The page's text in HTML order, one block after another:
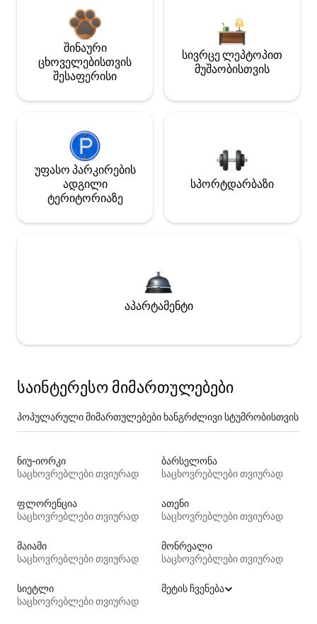
შინაური
ცხოველებისთვის
შესაფერისი
სივრცე ლეპტოპით
მუშაობისთვის
უფასო პარკირების
ადგილი
ტერიტორიაზე
სპორტდარბაზი
აპარტამენტი
საინტერესო მიმართულებები
პოპულარული მიმართულებები ხანგრძლივი სტუმრობისთვის
ნიუ-იორკი
საცხოვრებლები თვიურად
ბარსელონა
საცხოვრებლები თვიურად
ფლორენცია
საცხოვრებლები თვიურად
ათენი
საცხოვრებლები თვიურად
მაიამი
საცხოვრებლები თვიურად
მონრეალი
საცხოვრებლები თვიურად
სიეტლი
საცხოვრებლები თვიურად
მეტის ჩვენება